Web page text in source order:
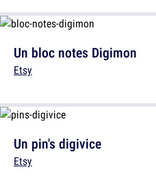
Un bloc notes Digimon
Etsy
Un pin's digivice
Etsy